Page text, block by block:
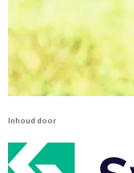
Inhoud door